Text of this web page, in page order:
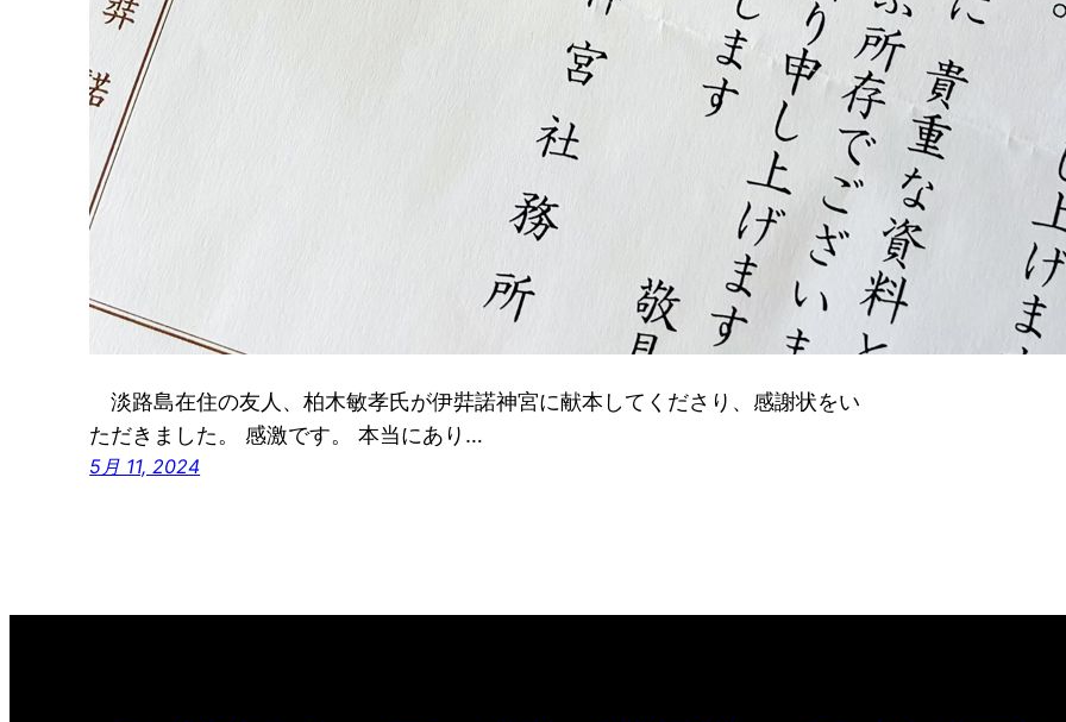
淡路島在住の友人、柏木敏孝氏が伊弉諾神宮に献本してくださり、感謝状をい
ただきました。 感激です。 本当にあり…
5月 11, 2024